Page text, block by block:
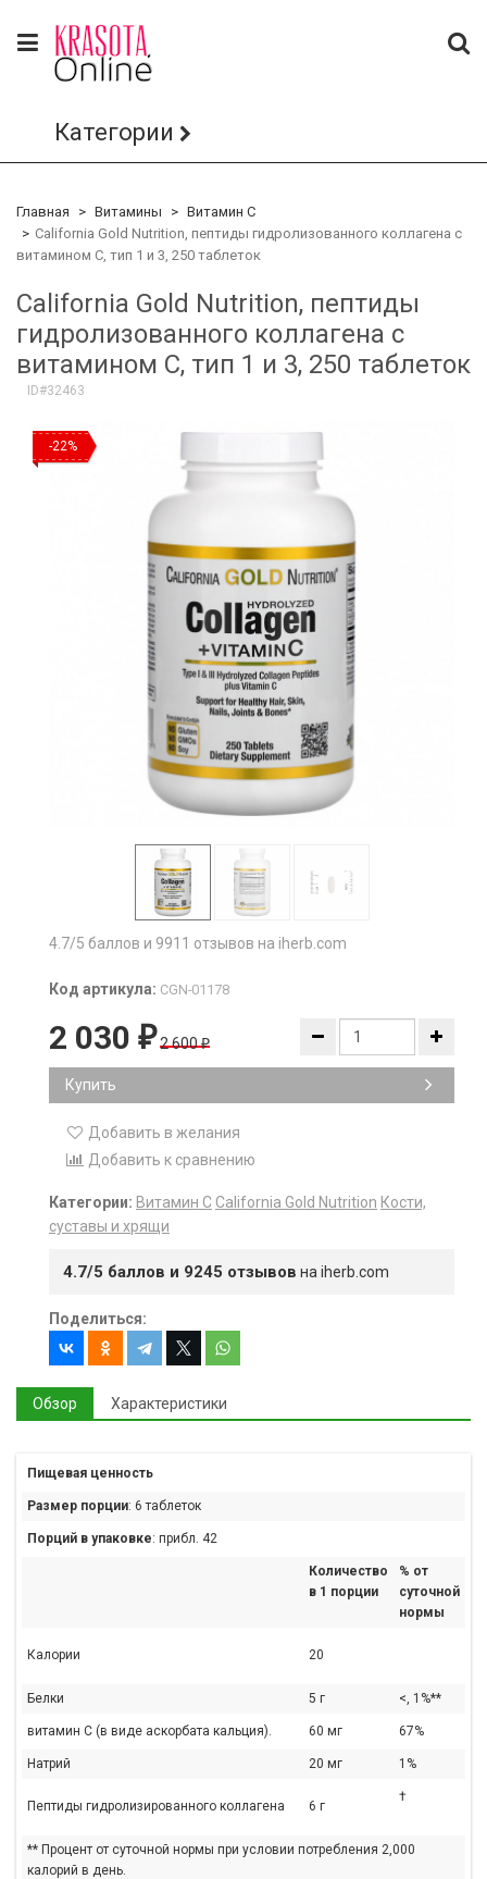
Категории
Главная Витамины
Витамин С
California Gold Nutrition, пептиды гидролизованного коллагена с
витамином C, тип 1 и 3, 250 таблеток
California Gold Nutrition, пептиды
гидролизованного коллагена с
витамином C, тип 1 и 3, 250 таблеток
ID#32463
-22%
4.7/5 баллов и 9911 отзывов на iherb.com
Код артикула: CGN-01178
2 030 ₽2 600₽
Купить
Добавить в желания
Добавить к сравнению
Категории: Витамин С California Gold Nutrition Кости,
суставы и хрящи
4.7/5 баллов и 9245 отзывов на iherb.com
Поделиться:
Обзор Характеристики
Пищевая ценность
Размер порции: 6 таблеток
Порций в упаковке: прибл. 42
Количество
в 1 порции
% от
суточной
нормы
Калории 20
Белки 5 г <, 1%**
витамин C (в виде аскорбата кальция). 60 мг 67%
Натрий 20 мг 1%
Пептиды гидролизированного коллагена 6 г
†
** Процент от суточной нормы при условии потребления 2,000
калорий в день.